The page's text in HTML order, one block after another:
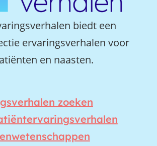
biedt een
ervaringsverhalen voor
en naasten.
zoeken